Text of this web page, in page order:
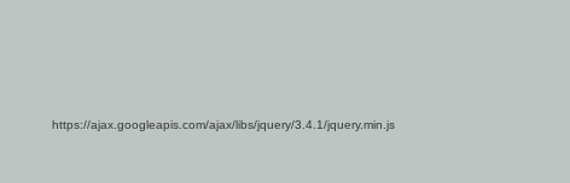
https://ajax.googleapis.com/ajax/libs/jquery/3.4.1/jquery.min.js